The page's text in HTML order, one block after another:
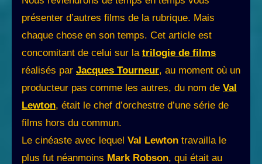
présenter d’autres films de la rubrique. Mais
chaque chose en son temps. Cet article est
concomitant de celui sur la trilogie de films
réalisés par Jacques Tourneur, au moment où un
producteur pas comme les autres, du nom de Val
Lewton, était le chef d’orchestre d’une série de
films hors du commun.
Le cinéaste avec lequel Val Lewton travailla le
plus fut néanmoins Mark Robson, qui était au